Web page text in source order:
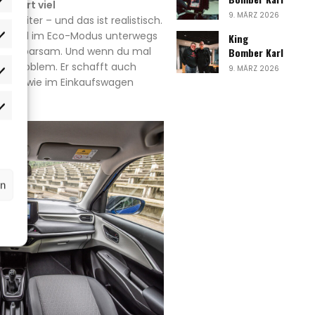
fährt viel
5 Liter – und das ist realistisch.
viel im Eco-Modus unterwegs
sparsam. Und wenn du mal
Problem. Er schafft auch
wie im Einkaufswagen
9. MÄRZ 2026
King
Bomber Karl
9. MÄRZ 2026